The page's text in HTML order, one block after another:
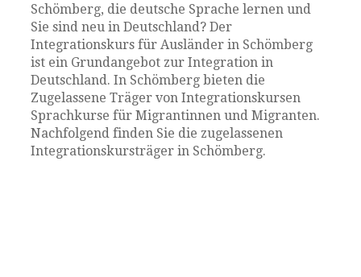
Schömberg, die deutsche Sprache lernen und
Sie sind neu in Deutschland? Der
Integrationskurs für Ausländer in Schömberg
ist ein Grundangebot zur Integration in
Deutschland. In Schömberg bieten die
Zugelassene Träger von Integrationskursen
Sprachkurse für Migrantinnen und Migranten.
Nachfolgend finden Sie die zugelassenen
Integrationskursträger in Schömberg.